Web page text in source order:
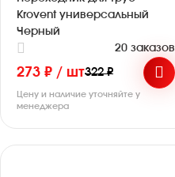
Krovent универсальный
Черный
20 заказов
273 ₽ / шт322 ₽
Цену и наличие уточняйте у
менеджера